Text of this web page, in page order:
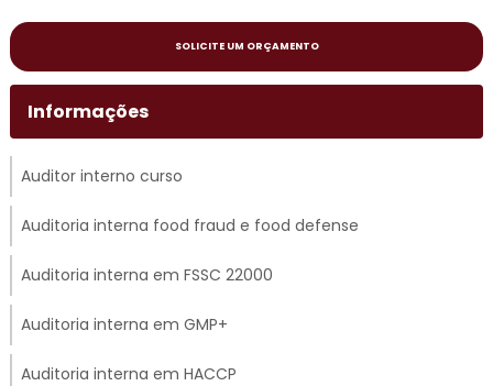
SOLICITE UM ORÇAMENTO
Informações
Auditor interno curso
Auditoria interna food fraud e food defense
Auditoria interna em FSSC 22000
Auditoria interna em GMP+
Auditoria interna em HACCP